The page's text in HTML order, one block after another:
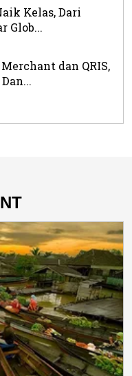
Kelas, Dari
Glob...
dan QRIS,